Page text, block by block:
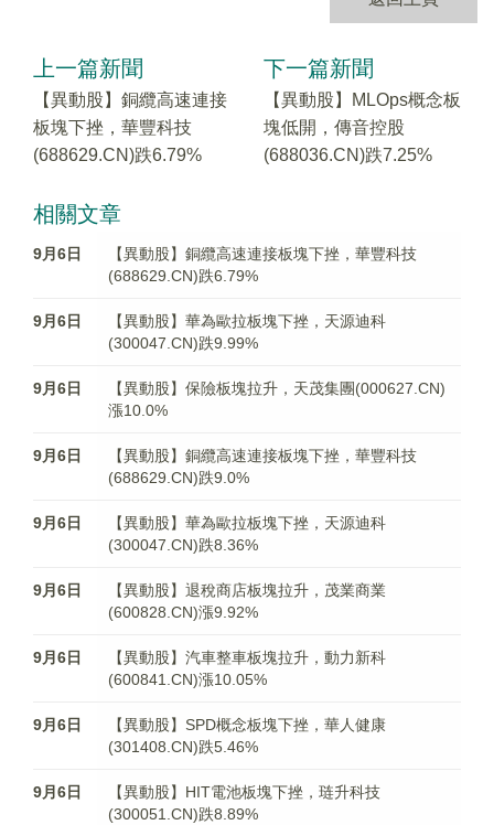
上一篇新聞
【異動股】銅纜高速連接
板塊下挫，華豐科技
(688629.CN)跌6.79%
下一篇新聞
【異動股】MLOps概念板
塊低開，傳音控股
(688036.CN)跌7.25%
相關文章
9月6日
【異動股】銅纜高速連接板塊下挫，華豐科技
(688629.CN)跌6.79%
9月6日
【異動股】華為歐拉板塊下挫，天源迪科
(300047.CN)跌9.99%
9月6日
【異動股】保險板塊拉升，天茂集團(000627.CN)
漲10.0%
9月6日
【異動股】銅纜高速連接板塊下挫，華豐科技
(688629.CN)跌9.0%
9月6日
【異動股】華為歐拉板塊下挫，天源迪科
(300047.CN)跌8.36%
9月6日
【異動股】退稅商店板塊拉升，茂業商業
(600828.CN)漲9.92%
9月6日
【異動股】汽車整車板塊拉升，動力新科
(600841.CN)漲10.05%
9月6日
【異動股】SPD概念板塊下挫，華人健康
(301408.CN)跌5.46%
9月6日
【異動股】HIT電池板塊下挫，琏升科技
(300051.CN)跌8.89%